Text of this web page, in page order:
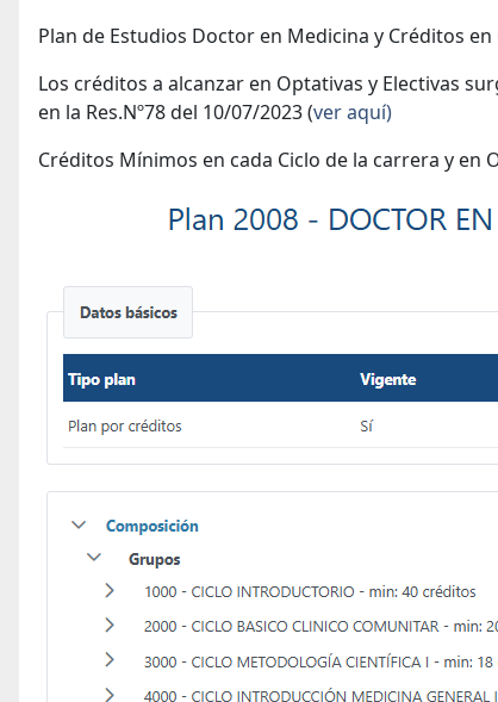
Plan de Estudios Doctor en Medicina y Créditos
Los créditos a alcanzar en Optativas y Electivas
en la Res.Nº78 del 10/07/2023 (ver aquí)
Créditos Mínimos en cada Ciclo de la carrera y en